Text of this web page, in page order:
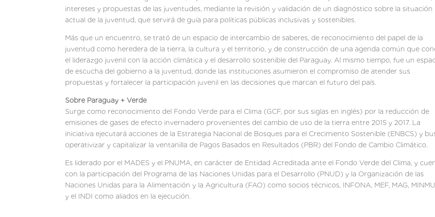
intereses y propuestas de las juventudes, mediante la revisión y validación de un diagnóstico sobre la situación
actual de la juventud, que servirá de guía para políticas públicas inclusivas y sostenibles.
Más que un encuentro, se trató de un espacio de intercambio de saberes, de reconocimiento del papel de la
juventud como heredera de la tierra, la cultura y el territorio, y de construcción de una agenda común que
el liderazgo juvenil con la acción climática y el desarrollo sostenible del Paraguay. Al mismo tiempo, fue un
de escucha del gobierno a la juventud, donde las instituciones asumieron el compromiso de atender sus
propuestas y fortalecer la participación juvenil en las decisiones que marcan el futuro del país.
Sobre Paraguay + Verde
Surge como reconocimiento del Fondo Verde para el Clima (GCF, por sus siglas en inglés) por la reducción de
emisiones de gases de efecto invernadero provenientes del cambio de uso de la tierra entre 2015 y 2017. La
iniciativa ejecutará acciones de la Estrategia Nacional de Bosques para el Crecimiento Sostenible (ENBCS) y
operativizar y capitalizar la ventanilla de Pagos Basados en Resultados (PBR) del Fondo de Cambio Climático.
Es liderado por el MADES y el PNUMA, en carácter de Entidad Acreditada ante el Fondo Verde del Clima, y
con la participación del Programa de las Naciones Unidas para el Desarrollo (PNUD) y la Organización de las
Naciones Unidas para la Alimentación y la Agricultura (FAO) como socios técnicos, INFONA, MEF, MAG,
y el INDI como aliados en la ejecución.